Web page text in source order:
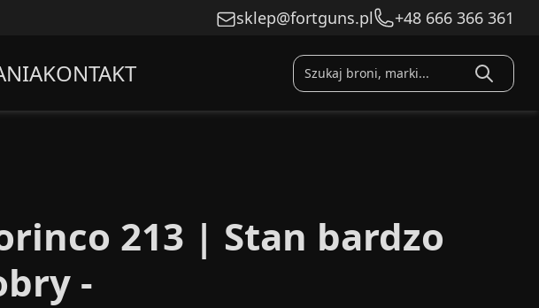
sklep@fortguns.pl +48 666 366 361
KONTAKT
213 | Stan bardzo
-